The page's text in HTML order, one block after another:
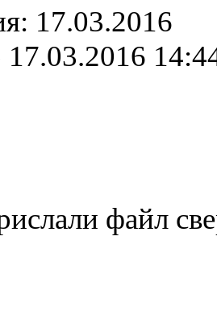
17.03.2016
17.03.2016
файл